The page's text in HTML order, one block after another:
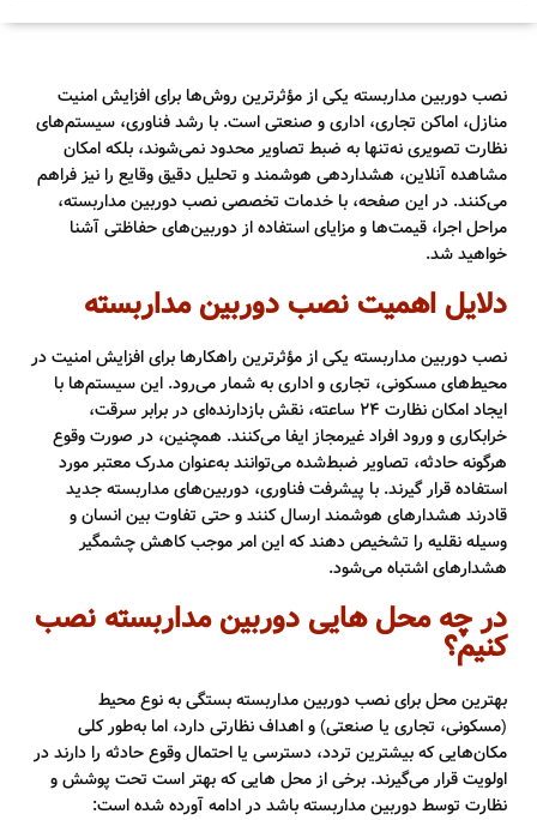
نصب دوربین مداربسته یکی از مؤثرترین روش‌ها برای افزایش امنیت
منازل، اماکن تجاری، اداری و صنعتی است. با رشد فناوری، سیستم‌های
نظارت تصویری نه‌تنها به ضبط تصاویر محدود نمی‌شوند، بلکه امکان
مشاهده آنلاین، هشداردهی هوشمند و تحلیل دقیق وقایع را نیز فراهم
می‌کنند. در این صفحه، با خدمات تخصصی نصب دوربین مداربسته،
مراحل اجرا، قیمت‌ها و مزایای استفاده از دوربین‌های حفاظتی آشنا
خواهید شد.
دلایل اهمیت نصب دوربین مداربسته
نصب دوربین مداربسته یکی از مؤثرترین راهکارها برای افزایش امنیت در
محیط‌های مسکونی، تجاری و اداری به شمار می‌رود. این سیستم‌ها با
ایجاد امکان نظارت ۲۴ ساعته، نقش بازدارنده‌ای در برابر سرقت،
خرابکاری و ورود افراد غیرمجاز ایفا می‌کنند. همچنین، در صورت وقوع
هرگونه حادثه، تصاویر ضبط‌شده می‌توانند به‌عنوان مدرک معتبر مورد
استفاده قرار گیرند. با پیشرفت فناوری، دوربین‌های مداربسته جدید
قادرند هشدارهای هوشمند ارسال کنند و حتی تفاوت بین انسان و
وسیله نقلیه را تشخیص دهند که این امر موجب کاهش چشمگیر
هشدارهای اشتباه می‌شود.
در چه محل هایی دوربین مداربسته نصب
کنیم؟
بهترین محل برای نصب دوربین مداربسته بستگی به نوع محیط
(مسکونی، تجاری یا صنعتی) و اهداف نظارتی دارد، اما به‌طور کلی
مکان‌هایی که بیشترین تردد، دسترسی یا احتمال وقوع حادثه را دارند در
اولویت قرار می‌گیرند. برخی از محل هایی که بهتر است تحت پوشش و
نظارت توسط دوربین مداربسته باشد در ادامه آورده شده است: